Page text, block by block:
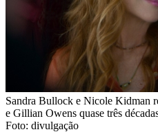
Sandra Bullock e Nicole Kidman
e Gillian Owens quase três
Foto: divulgação